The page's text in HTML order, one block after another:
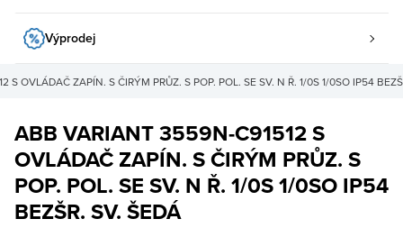
Výprodej
S OVLÁDAČ ZAPÍN. S ČIRÝM PRŮZ. S POP. POL. SE SV. N Ř. 1/0S 1/0SO IP54 BEZŠ
ABB VARIANT 3559N-C91512 S
OVLÁDAČ ZAPÍN. S ČIRÝM PRŮZ. S
POP. POL. SE SV. N Ř. 1/0S 1/0SO IP54
BEZŠR. SV. ŠEDÁ